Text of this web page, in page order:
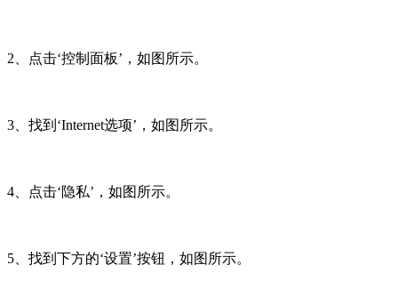
2、点击‘控制面板’，如图所示。
3、找到‘Internet选项’，如图所示。
4、点击‘隐私’，如图所示。
5、找到下方的‘设置’按钮，如图所示。